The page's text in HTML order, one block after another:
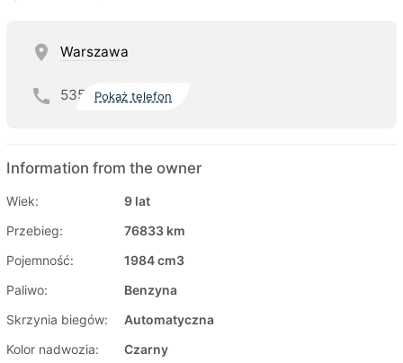
Warszawa
535 Pokaż telefon
Information from the owner
Wiek:
9 lat
Przebieg:
76833 km
Pojemność:
1984 cm3
Paliwo:
Benzyna
Skrzynia biegów:
Automatyczna
Kolor nadwozia:
Czarny